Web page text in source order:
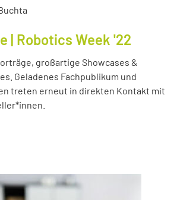
| Robotics Week '22
großartige Showcases &
Geladenes Fachpublikum und
treten erneut in direkten Kontakt mit